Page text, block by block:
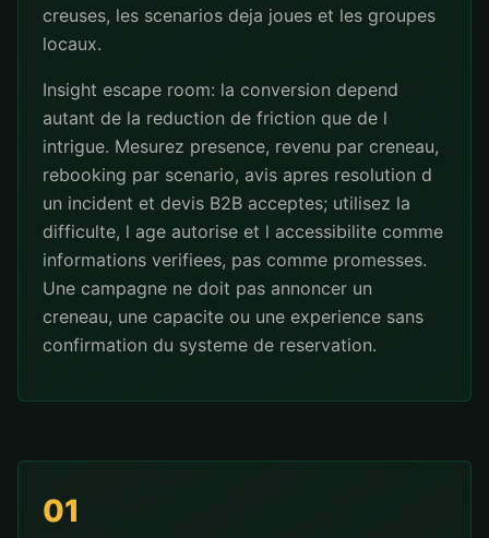
creuses, les scenarios deja joues et les groupes
locaux.
Insight escape room: la conversion depend
autant de la reduction de friction que de l
intrigue. Mesurez presence, revenu par creneau,
rebooking par scenario, avis apres resolution d
un incident et devis B2B acceptes; utilisez la
difficulte, l age autorise et l accessibilite comme
informations verifiees, pas comme promesses.
Une campagne ne doit pas annoncer un
creneau, une capacite ou une experience sans
confirmation du systeme de reservation.
01